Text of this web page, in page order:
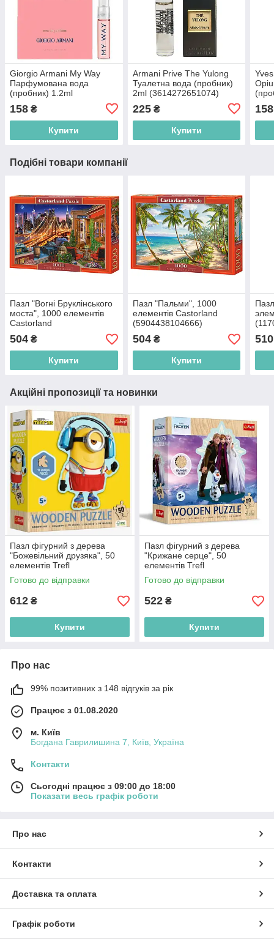
Giorgio Armani My Way
Парфумована вода
(пробник) 1.2ml
158 ₴
Купити
Armani Prive The Yulong
Туалетна вода (пробник)
2ml (3614272651074)
225₴
Купити
158
Подібні товари компанії
Пазл "Вогні Бруклінського
моста", 1000 елементів
Castorland
(5904438104598)
504 ₴
Купити
Пазл "Пальми", 1000
елементів Castorland
(5904438104666)
504₴
Купити
510
Акційні пропозиції та новинки
Пазл фігурний з дерева
"Божевільний друзяка", 50
елементів Trefl
(5900511202397)
Готово до відправки
612 ₴
Купити
Пазл фігурний з дерева
"Крижане серце", 50
елементів Trefl
(5900511202830)
Готово до відправки
522 ₴
Купити
Про нас
99% позитивних з 148 відгуків за рік
Працює з 01.08.2020
м. Київ
Богдана Гаврилишина 7, Київ, Україна
Контакти
Сьогодні працює з 09:00 до 18:00
Показати весь графік роботи
Про нас
Контакти
Доставка та оплата
Графік роботи